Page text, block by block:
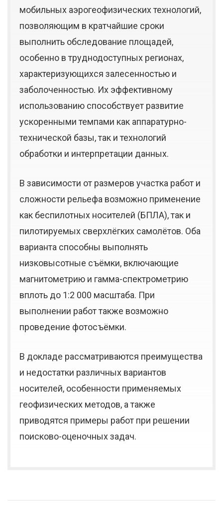
мобильных аэрогеофизических технологий,
позволяющим в кратчайшие сроки
выполнить обследование площадей,
особенно в труднодоступных регионах,
характеризующихся залесенностью и
заболоченностью. Их эффективному
использованию способствует развитие
ускоренными темпами как аппаратурно-
технической базы, так и технологий
обработки и интерпретации данных.
В зависимости от размеров участка работ и
сложности рельефа возможно применение
как беспилотных носителей (БПЛА), так и
пилотируемых сверхлёгких самолётов. Оба
варианта способны выполнять
низковысотные съёмки, включающие
магнитометрию и гамма-спектрометрию
вплоть до 1:2 000 масштаба. При
выполнении работ также возможно
проведение фотосъёмки.
В докладе рассматриваются преимущества
и недостатки различных вариантов
носителей, особенности применяемых
геофизических методов, а также
приводятся примеры работ при решении
поисково-оценочных задач.